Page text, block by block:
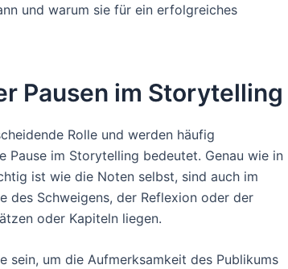
und warum sie für ein erfolgreiches
Pausen im Storytelling
Rolle und werden häufig
im Storytelling bedeutet. Genau wie in
ist wie die Noten selbst, sind auch im
des Schweigens, der Reflexion oder der
oder Kapiteln liegen.
sein, um die Aufmerksamkeit des Publikums